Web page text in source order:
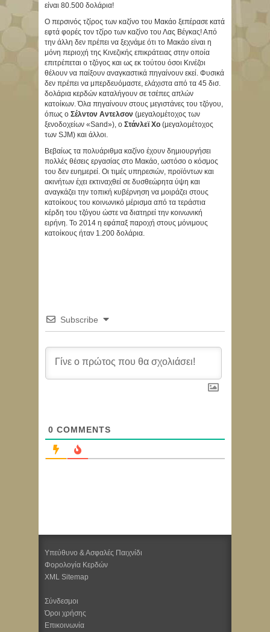
είναι 80.500 δολάρια!
Ο περσινός τζίρος των καζίνο του Μακάο ξεπέρασε κατά
εφτά φορές τον τζίρο των καζίνο του Λας Βέγκας! Από
την άλλη δεν πρέπει να ξεχνάμε ότι το Μακάο είναι η
μόνη περιοχή της Κινεζικής επικράτειας στην οποία
επιτρέπεται ο τζόγος και ως εκ τούτου όσοι Κινέζοι
θέλουν να παίξουν αναγκαστικά πηγαίνουν εκεί. Φυσικά
δεν πρέπει να μπερδευόμαστε, ελάχιστα από τα 45 δισ.
δολάρια κερδών καταλήγουν σε τσέπες απλών
κατοίκων. Όλα πηγαίνουν στους μεγιστάνες του τζόγου,
όπως ο Σέλντον Αντελσον (μεγαλομέτοχος των
ξενοδοχείων «Sand»), ο Στάνλεϊ Χο (μεγαλομέτοχος
των SJM) και άλλοι.
Βεβαίως τα πολυάριθμα καζίνο έχουν δημιουργήσει
πολλές θέσεις εργασίας στο Μακάο, ωστόσο ο κόσμος
του δεν ευημερεί. Οι τιμές υπηρεσιών, προϊόντων και
ακινήτων έχει εκτιναχθεί σε δυσθεώρητα ύψη και
αναγκάζει την τοπική κυβέρνηση να μοιράζει στους
κατοίκους του κοινωνικό μέρισμα από τα τεράστια
κέρδη του τζόγου ώστε να διατηρεί την κοινωνική
ειρήνη. Το 2014 η εφάπαξ παροχή στους μόνιμους
κατοίκους ήταν 1.200 δολάρια.
Subscribe
0 COMMENTS
Υπεύθυνο & Ασφαλές Παιχνίδι
Φορολογία Κερδών
XML Sitemap
Σύνδεσμοι
Όροι χρήσης
Επικοινωνία